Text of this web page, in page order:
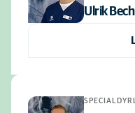
Ulrik Bech